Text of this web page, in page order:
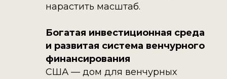
нарастить масштаб.
Богатая инвестиционная среда
и развитая система венчурного
финансирования
США — дом для венчурных